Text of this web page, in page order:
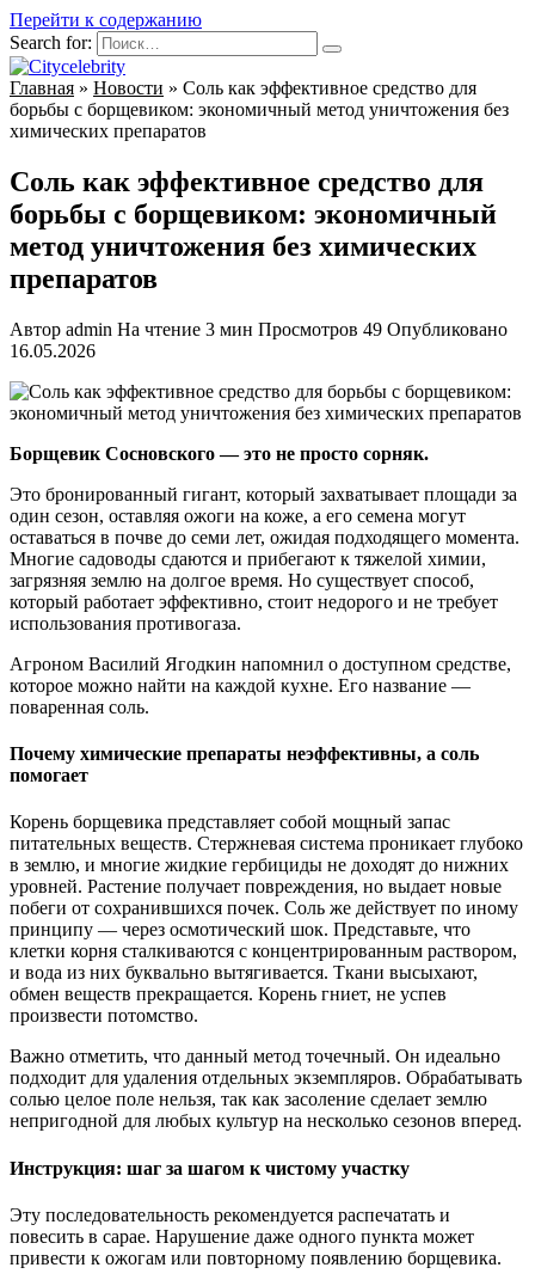
Перейти к содержанию
Search for:
Главная » Новости » Соль как эффективное средство для
борьбы с борщевиком: экономичный метод уничтожения без
химических препаратов
Соль как эффективное средство для
борьбы с борщевиком: экономичный
метод уничтожения без химических
препаратов
Автор admin На чтение 3 мин Просмотров 49 Опубликовано
16.05.2026
Борщевик Сосновского — это не просто сорняк.
Это бронированный гигант, который захватывает площади за
один сезон, оставляя ожоги на коже, а его семена могут
оставаться в почве до семи лет, ожидая подходящего момента.
Многие садоводы сдаются и прибегают к тяжелой химии,
загрязняя землю на долгое время. Но существует способ,
который работает эффективно, стоит недорого и не требует
использования противогаза.
Агроном Василий Ягодкин напомнил о доступном средстве,
которое можно найти на каждой кухне. Его название —
поваренная соль.
Почему химические препараты неэффективны, а соль
помогает
Корень борщевика представляет собой мощный запас
питательных веществ. Стержневая система проникает глубоко
в землю, и многие жидкие гербициды не доходят до нижних
уровней. Растение получает повреждения, но выдает новые
побеги от сохранившихся почек. Соль же действует по иному
принципу — через осмотический шок. Представьте, что
клетки корня сталкиваются с концентрированным раствором,
и вода из них буквально вытягивается. Ткани высыхают,
обмен веществ прекращается. Корень гниет, не успев
произвести потомство.
Важно отметить, что данный метод точечный. Он идеально
подходит для удаления отдельных экземпляров. Обрабатывать
солью целое поле нельзя, так как засоление сделает землю
непригодной для любых культур на несколько сезонов вперед.
Инструкция: шаг за шагом к чистому участку
Эту последовательность рекомендуется распечатать и
повесить в сарае. Нарушение даже одного пункта может
привести к ожогам или повторному появлению борщевика.